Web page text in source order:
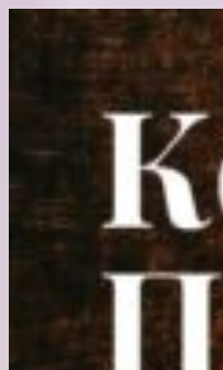
Перейти
содержимому